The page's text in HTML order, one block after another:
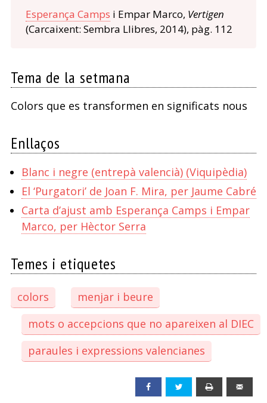
Esperança Camps i Empar Marco, Vertigen
(Carcaixent: Sembra Llibres, 2014), pàg. 112
Tema de la setmana
Colors que es transformen en significats nous
Enllaços
Blanc i negre (entrepà valencià) (Viquipèdia)
El ‘Purgatori’ de Joan F. Mira, per Jaume Cabré
Carta d’ajust amb Esperança Camps i Empar
Marco, per Hèctor Serra
Temes i etiquetes
colors
menjar i beure
mots o accepcions que no apareixen al DIEC
paraules i expressions valencianes
Facebook Twitter